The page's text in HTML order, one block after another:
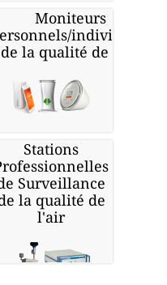
Moniteurs
individuels
de la qualité de l'air
Stations
Surveillance
la qualité de
l'air